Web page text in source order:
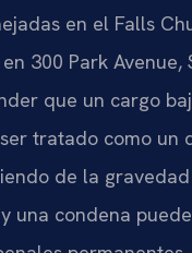
en el Falls
300 Park Avenue,
que un cargo
tratado como un
de la
una condena